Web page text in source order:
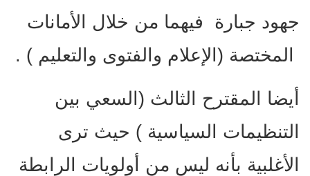
جهود جبارة فيهما من خلال الأمانات
المختصة (الإعلام والفتوى والتعليم ) .
أيضا المقترح الثالث (السعي بين
التنظيمات السياسية ) حيث ترى
الأغلبية بأنه ليس من أولويات الرابطة